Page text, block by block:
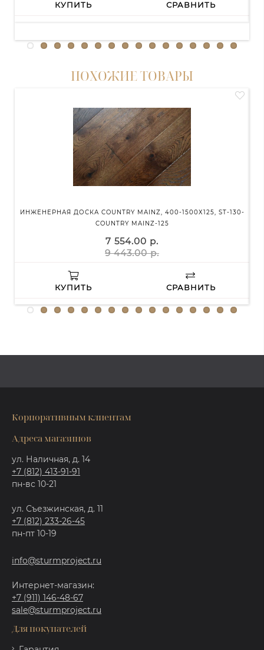
КУПИТЬ СРАВНИТЬ
ПОХОЖИЕ ТОВАРЫ
ИНЖЕНЕРНАЯ ДОСКА COUNTRY MAINZ, 400-1500Х125, ST-130-
COUNTRY MAINZ-125
7 554.00 р.
9 443.00 р.
КУПИТЬ СРАВНИТЬ
Корпоративным клиентам
Адреса магазинов
ул. Наличная, д. 14
+7 (812) 413-91-91
пн-вс 10-21
ул. Съезжинская, д. 11
+7 (812) 233-26-45
пн-пт 10-19
info@sturmproject.ru
Интернет-магазин:
+7 (911) 146-48-67
sale@sturmproject.ru
Для покупателей